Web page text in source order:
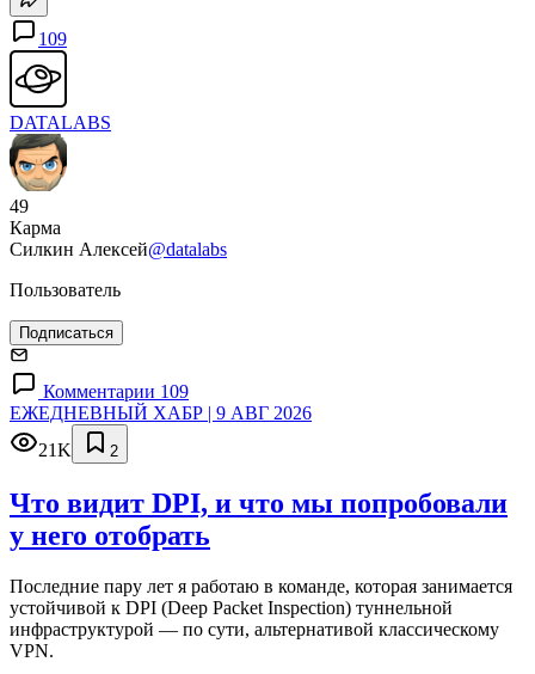
109
DATALABS
49
Карма
Силкин Алексей@datalabs
Пользователь
Подписаться
Комментарии 109
ЕЖЕДНЕВНЫЙ ХАБР | 9 АВГ 2026
21K
2
Что видит DPI, и что мы попробовали
у него отобрать
Последние пару лет я работаю в команде, которая занимается
устойчивой к DPI (Deep Packet Inspection) туннельной
инфраструктурой — по сути, альтернативой классическому
VPN.